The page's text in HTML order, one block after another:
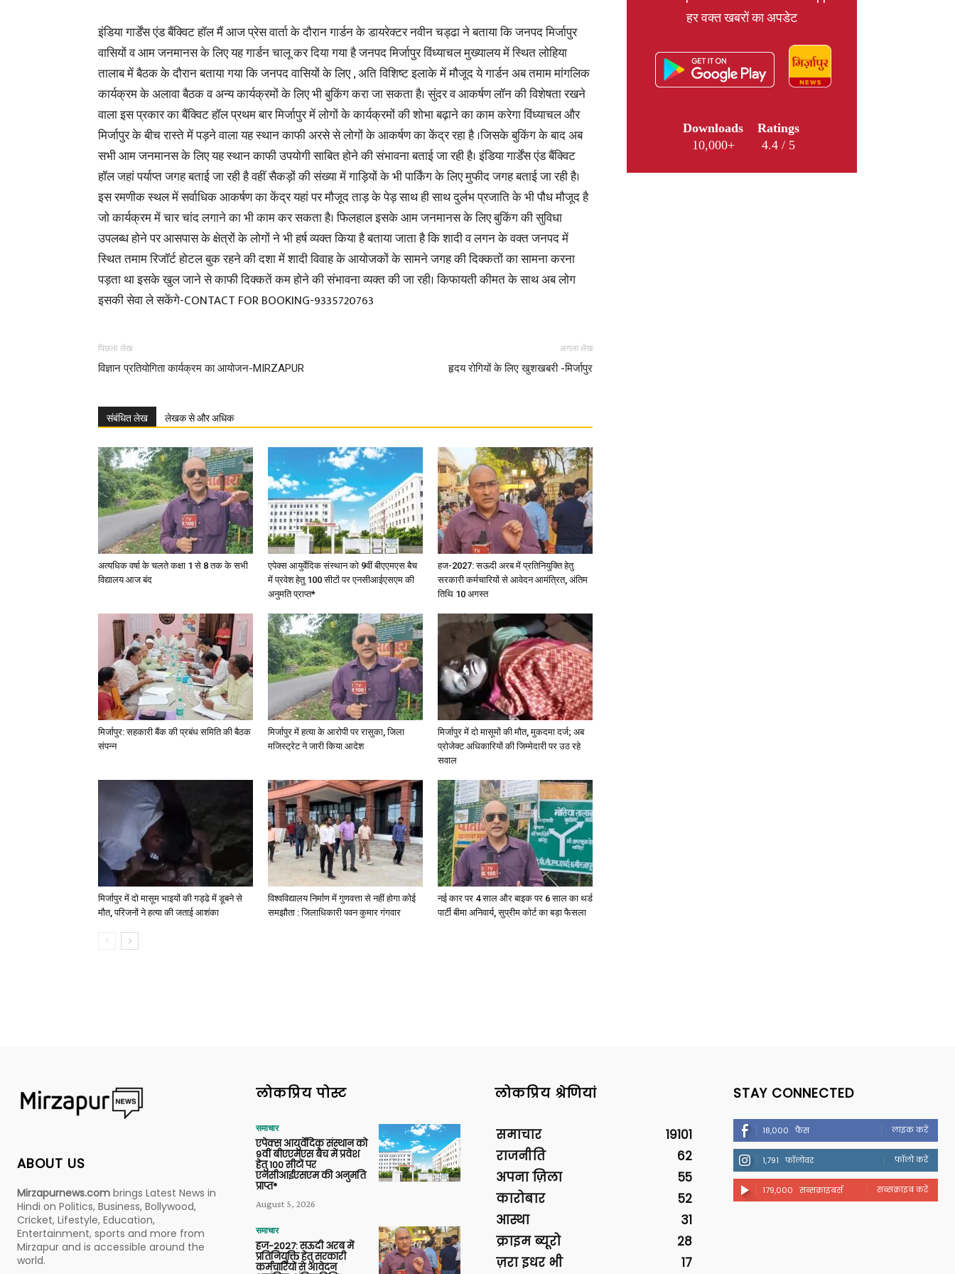
News,
Latest
News
Hindi,
Today
Hindi
News
Paper
इंडिया गार्डेंस एंड बैंक्विट हॉल मैं आज प्रेस वार्ता के दौरान गार्डन के डायरेक्टर नवीन चड्ढा ने बताया कि जनपद मिर्जापुर
वासियों व आम जनमानस के लिए यह गार्डन चालू कर दिया गया है जनपद मिर्जापुर विंध्याचल मुख्यालय में स्थित लोहिया
तालाब में बैठक के दौरान बताया गया कि जनपद वासियों के लिए , अति विशिष्ट इलाके में मौजूद ये गार्डन अब तमाम मांगलिक
कार्यक्रम के अलावा बैठक व अन्य कार्यक्रमों के लिए भी बुकिंग करा जा सकता है। सुंदर व आकर्षण लॉन की विशेषता रखने
वाला इस प्रकार का बैंक्विट हॉल प्रथम बार मिर्जापुर में लोगों के कार्यक्रमों की शोभा बढ़ाने का काम करेगा विंध्याचल और
मिर्जापुर के बीच रास्ते में पड़ने वाला यह स्थान काफी अरसे से लोगों के आकर्षण का केंद्र रहा है ।जिसके बुकिंग के बाद अब
सभी आम जनमानस के लिए यह स्थान काफी उपयोगी साबित होने की संभावना बताई जा रही है। इंडिया गार्डेंस एंड बैंक्विट
हॉल जहां पर्याप्त जगह बताई जा रही है वहीं सैकड़ों की संख्या में गाड़ियों के भी पार्किंग के लिए मुफीद जगह बताई जा रही है।
इस रमणीक स्थल में सर्वाधिक आकर्षण का केंद्र यहां पर मौजूद ताड़ के पेड़ साथ ही साथ दुर्लभ प्रजाति के भी पौध मौजूद है
जो कार्यक्रम में चार चांद लगाने का भी काम कर सकता है। फिलहाल इसके आम जनमानस के लिए बुकिंग की सुविधा
उपलब्ध होने पर आसपास के क्षेत्रों के लोगों ने भी हर्ष व्यक्त किया है बताया जाता है कि शादी व लगन के वक्त जनपद में
स्थित तमाम रिजॉर्ट होटल बुक रहने की दशा में शादी विवाह के आयोजकों के सामने जगह की दिक्कतों का सामना करना
पड़ता था इसके खुल जाने से काफी दिक्कतें कम होने की संभावना व्यक्त की जा रही। किफायती कीमत के साथ अब लोग
इसकी सेवा ले सकेंगे-CONTACT FOR BOOKING-9335720763
पिछला लेख
विज्ञान प्रतियोगिता कार्यक्रम का आयोजन-MIRZAPUR
अगला लेख
हृदय रोगियों के लिए खुशखबरी -मिर्जापुर
संबंधित लेख लेखक से और अधिक
अत्यधिक वर्षा के चलते कक्षा 1 से 8 तक के सभी
विद्यालय आज बंद
एपेक्स आयुर्वेदिक संस्थान को 9वीं बीएएमएस बैच
में प्रवेश हेतु 100 सीटों पर एनसीआईएसएम की
अनुमति प्राप्त*
हज-2027: सऊदी अरब में प्रतिनियुक्ति हेतु
सरकारी कर्मचारियों से आवेदन आमंत्रित, अंतिम
तिथि 10 अगस्त
मिर्जापुर: सहकारी बैंक की प्रबंध समिति की बैठक
संपन्न
मिर्जापुर में हत्या के आरोपी पर रासुका, जिला
मजिस्ट्रेट ने जारी किया आदेश
मिर्जापुर में दो मासूमों की मौत, मुकदमा दर्ज; अब
प्रोजेक्ट अधिकारियों की जिम्मेदारी पर उठ रहे
सवाल
मिर्जापुर में दो मासूम भाइयों की गड्ढे में डूबने से
मौत, परिजनों ने हत्या की जताई आशंका
विश्वविद्यालय निर्माण में गुणवत्ता से नहीं होगा कोई
समझौता : जिलाधिकारी पवन कुमार गंगवार
नई कार पर 4 साल और बाइक पर 6 साल का थर्ड
पार्टी बीमा अनिवार्य, सुप्रीम कोर्ट का बड़ा फैसला
हर वक्त खबरों का अपडेट
Downloads
10,000+
Ratings
4.4 / 5
ABOUT US
Mirzapurnews.com brings Latest News in
Hindi on Politics, Business, Bollywood,
Cricket, Lifestyle, Education,
Entertainment, sports and more from
Mirzapur and is accessible around the
world.
लोकप्रिय पोस्ट
समाचार
एपेक्स आयुर्वेदिक संस्थान को
9वीं बीएएमएस बैच में प्रवेश
हेतु 100 सीटों पर
एनसीआईएसएम की अनुमति
प्राप्त*
August 5, 2026
समाचार
हज-2027: सऊदी अरब में
प्रतिनियुक्ति हेतु सरकारी
कर्मचारियों से आवेदन
लोकप्रिय श्रेणियां
समाचार
19101
राजनीति
62
अपना ज़िला
55
कारोबार
52
आस्था
31
क्राइम ब्यूरो
28
ज़रा इधर भी
17
STAY CONNECTED
18,000 फैंस लाइक करें
1,791 फॉलोवर फॉलो करें
179,000 सब्सक्राइबर्स सब्सक्राइब करें